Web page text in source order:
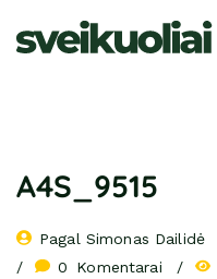
A4S_9515
Pagal Simonas Dailidė
0
Komentarai